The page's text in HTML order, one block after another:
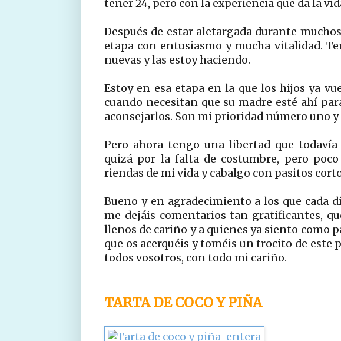
tener 24, pero con la experiencia que da la
Después de estar aletargada durante
etapa con entusiasmo y mucha vitalidad.
nuevas y las estoy haciendo.
Estoy en esa etapa en la que los hijos ya
cuando necesitan que su madre esté ahí
aconsejarlos. Son mi prioridad número uno
Pero ahora tengo una libertad que
quizá por la falta de costumbre, pero
riendas de mi vida y cabalgo con pasitos
Bueno y en agradecimiento a los que cada
me dejáis comentarios tan gratificantes,
llenos de cariño y a quienes ya siento como
que os acerquéis y toméis un trocito de este
todos vosotros, con todo mi cariño.
TARTA DE COCO Y PIÑA